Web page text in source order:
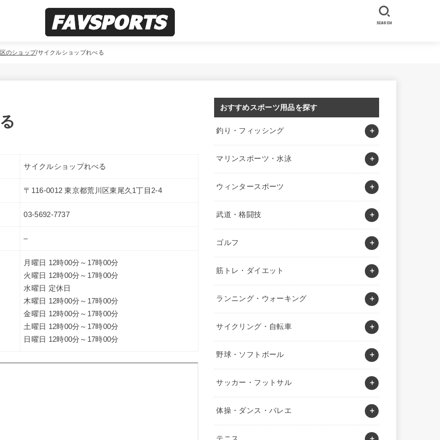
SEARCH
のショップ サイクルショップれべる
サイクルショップれべる
〒116-0012 東京都荒川区東尾久1丁目2-4
03-5692-7737
–
月曜日 12時00分～17時00分
火曜日 12時00分～17時00分
水曜日 定休日
木曜日 12時00分～17時00分
金曜日 12時00分～17時00分
土曜日 12時00分～17時00分
日曜日 12時00分～17時00分
おすすめスポーツ用品を探す
釣り・フィッシング
マリンスポーツ・水泳
ウィンタースポーツ
武道・格闘技
ゴルフ
筋トレ・ダイエット
ランニング・ウォーキング
サイクリング・自転車
野球・ソフトボール
サッカー・フットサル
体操・ダンス・バレエ